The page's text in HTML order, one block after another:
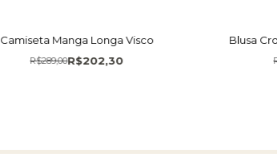
Camiseta Manga Longa Visco
R$202,30
R$289,00
Blusa